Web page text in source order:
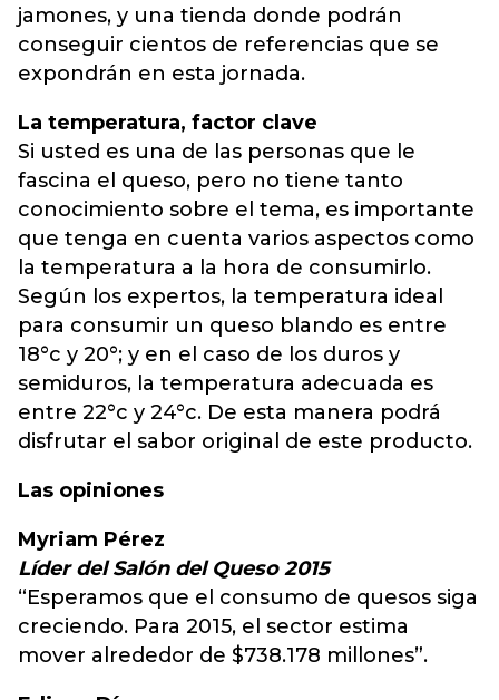
jamones, y una tienda donde podrán
conseguir cientos de referencias que se
expondrán en esta jornada.
La temperatura, factor clave
Si usted es una de las personas que le
fascina el queso, pero no tiene tanto
conocimiento sobre el tema, es importante
que tenga en cuenta varios aspectos como
la temperatura a la hora de consumirlo.
Según los expertos, la temperatura ideal
para consumir un queso blando es entre
18°c y 20°; y en el caso de los duros y
semiduros, la temperatura adecuada es
entre 22°c y 24°c. De esta manera podrá
disfrutar el sabor original de este producto.
Las opiniones
Myriam Pérez
Líder del Salón del Queso 2015
“Esperamos que el consumo de quesos siga
creciendo. Para 2015, el sector estima
mover alrededor de $738.178 millones”.